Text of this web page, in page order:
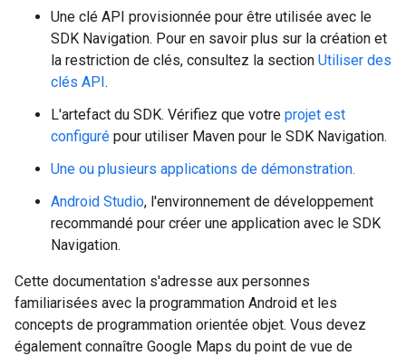
Une clé API provisionnée pour être utilisée avec le
SDK Navigation. Pour en savoir plus sur la création et
la restriction de clés, consultez la section Utiliser des
clés API.
L'artefact du SDK. Vérifiez que votre projet est
configuré pour utiliser Maven pour le SDK Navigation.
Une ou plusieurs applications de démonstration.
Android Studio, l'environnement de développement
recommandé pour créer une application avec le SDK
Navigation.
Cette documentation s'adresse aux personnes
familiarisées avec la programmation Android et les
concepts de programmation orientée objet. Vous devez
également connaître Google Maps du point de vue de